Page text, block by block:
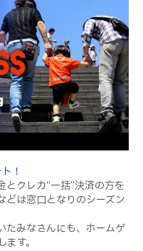
！
とクレカ“一括”決済の方を
どは窓口となりのシーズン
たみなさんにも、ホームゲ
す。